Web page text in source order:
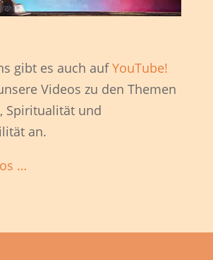
gibt es auch aufYouTube!
Videos zu den Themen
Spiritualität und
an.
…